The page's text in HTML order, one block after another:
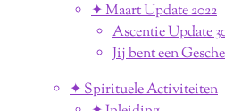
✦ Maart Update 2022
Ascentie Update
Jij bent een
✦ Spirituele Activiteiten